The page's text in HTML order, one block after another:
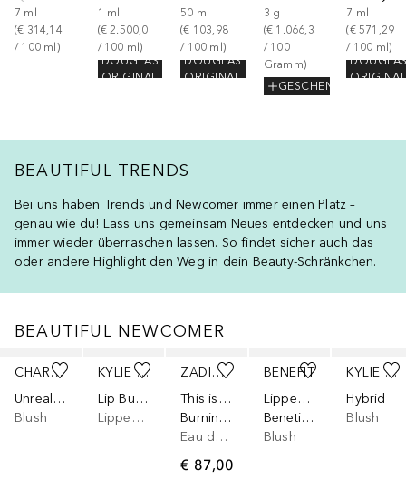
7 ml
(€ 314,14
/ 100 ml )
1 ml
(€ 2.500,00
/ 100 ml)
DOUGLAS
ORIGINAL
50 ml
(€ 103,98
/ 100 ml )
DOUGLAS
ORIGINAL
3 g
(€ 1.066,33
/ 100
Gramm)
GESCHENK
7 ml
(€ 571,29
/ 100 ml )
ORIGINAL
BEAUTIFUL TRENDS
Bei uns haben Trends und Newcomer immer einen Platz –
genau wie du! Lass uns gemeinsam Neues entdecken und uns
immer wieder überraschen lassen. So findet sicher auch das
oder andere Highlight den Weg in dein Beauty-Schränkchen.
BEAUTIFUL NEWCOMER
CHARLOTTE TILBURY
Unreal Healthy Glow Stick
Blush
KYLIE SKIN
Lip Butter
Lippenbalsam
ZADIG&VOLTAIRE
This is Her
Burning Love
Eau de Parfum
€ 87,00
BENEFIT
Lippenbalsam & Tints
Benetint - Lippen- & Wangenfarbe
Blush
KYLIE COSMETICS
Hybrid
Blush